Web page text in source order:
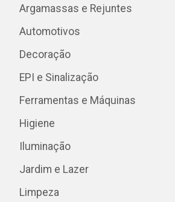
Argamassas e Rejuntes
Automotivos
Decoração
EPI e Sinalização
Ferramentas e Máquinas
Higiene
Iluminação
Jardim e Lazer
Limpeza